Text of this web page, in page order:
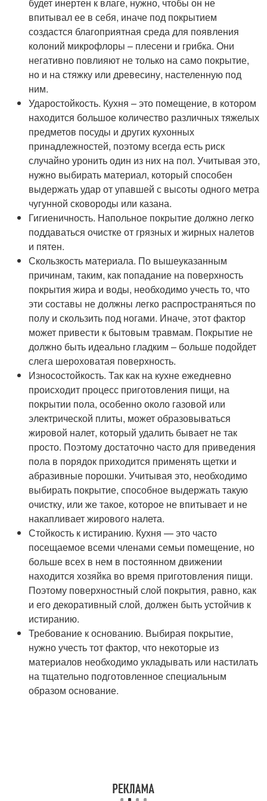
впитывал ее в себя, иначе под покрытием
создастся благоприятная среда для появления
колоний микрофлоры – плесени и грибка. Они
негативно повлияют не только на само покрытие,
но и на стяжку или древесину, настеленную под
ним.
Ударостойкость. Кухня – это помещение, в котором
находится большое количество различных тяжелых
предметов посуды и других кухонных
принадлежностей, поэтому всегда есть риск
случайно уронить один из них на пол. Учитывая это,
нужно выбирать материал, который способен
выдержать удар от упавшей с высоты одного метра
чугунной сковороды или казана.
Гигиеничность. Напольное покрытие должно легко
поддаваться очистке от грязных и жирных налетов
и пятен.
Скользкость материала. По вышеуказанным
причинам, таким, как попадание на поверхность
покрытия жира и воды, необходимо учесть то, что
эти составы не должны легко распространяться по
полу и скользить под ногами. Иначе, этот фактор
может привести к бытовым травмам. Покрытие не
должно быть идеально гладким – больше подойдет
слега шероховатая поверхность.
Износостойкость. Так как на кухне ежедневно
происходит процесс приготовления пищи, на
покрытии пола, особенно около газовой или
электрической плиты, может образовываться
жировой налет, который удалить бывает не так
просто. Поэтому достаточно часто для приведения
пола в порядок приходится применять щетки и
абразивные порошки. Учитывая это, необходимо
выбирать покрытие, способное выдержать такую
очистку, или же такое, которое не впитывает и не
накапливает жирового налета.
Стойкость к истиранию. Кухня — это часто
посещаемое всеми членами семьи помещение, но
больше всех в нем в постоянном движении
находится хозяйка во время приготовления пищи.
Поэтому поверхностный слой покрытия, равно, как
и его декоративный слой, должен быть устойчив к
истиранию.
Требование к основанию. Выбирая покрытие,
нужно учесть тот фактор, что некоторые из
материалов необходимо укладывать или настилать
на тщательно подготовленное специальным
образом основание.